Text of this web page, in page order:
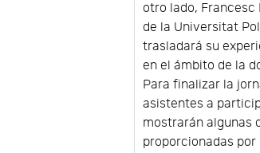
otro lado,
de la Universitat
trasladará su
en el ámbito de la
Para finalizar la
asistentes a
mostrarán algunas
proporcionadas